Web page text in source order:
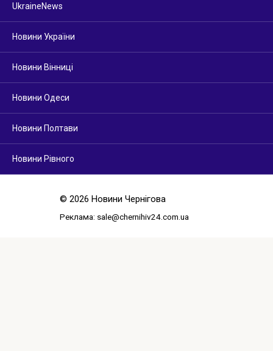
UkraineNews
Новини України
Новини Вінниці
Новини Одеси
Новини Полтави
Новини Рівного
© 2026 Новини Чернігова
Реклама: sale@chernihiv24.com.ua